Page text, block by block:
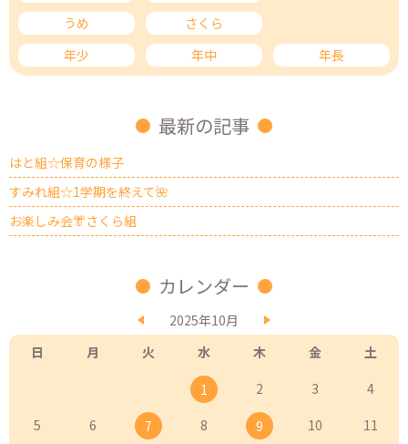
うめ
さくら
年少
年中 年長
最新の記事
はと組☆保育の様子
すみれ組☆1学期を終えて🌺
お楽しみ会👘さくら組
カレンダー
2025年10月
日
月 火 水 木 金 土
1 2 3
4
5
6 7 8 9 10
11